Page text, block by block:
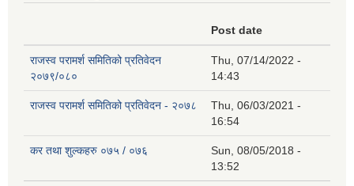
Post date
राजस्व परामर्श समितिको प्रतिवेदन
२०७९/०८०
Thu, 07/14/2022 -
14:43
राजस्व परामर्श समितिको प्रतिवेदन - २०७८
Thu, 06/03/2021 -
16:54
कर तथा शुल्कहरु ०७५ / ०७६
Sun, 08/05/2018 -
13:52